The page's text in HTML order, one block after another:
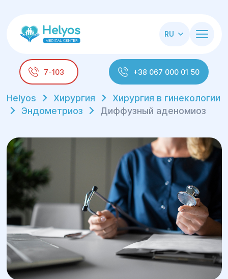
RU
7-103 +38 067 000 01 50
Helyos Хирургия
Хирургия в гинекологии
Эндометриоз
Диффузный аденомиоз